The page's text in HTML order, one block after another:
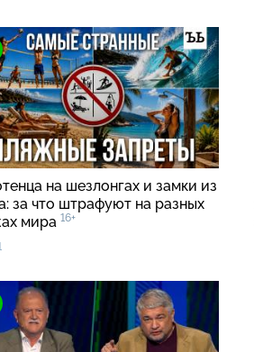
на шезлонгах и замки из
за что штрафуют на разных
мира 16+